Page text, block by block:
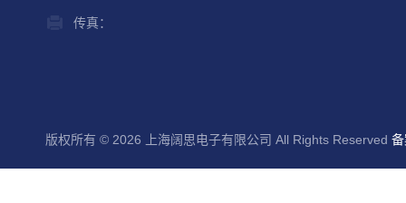
传真：
版权所有 © 2026 上海阔思电子有限公司 All Rights Reserved